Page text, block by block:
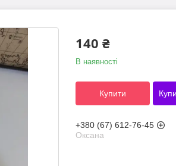
140 ₴
В наявності
Купити
+380 (67) 612-76-45
Оксана